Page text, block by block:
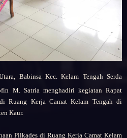
Babinsa Kec. Kelam Tengah Serda
M. Satria menghadiri kegiatan Rapat
di Ruang Kerja Camat Kelam Tengah di
Kaur.
Pilkades di Ruang Kerja Camat Kelam